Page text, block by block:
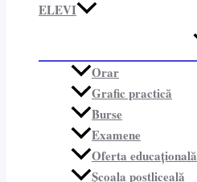
ELEVI
Orar
Grafic practică
Burse
Examene
Oferta educațională
Școala postliceală